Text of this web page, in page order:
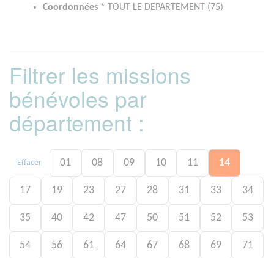
Coordonnées * TOUT LE DEPARTEMENT (75)
Filtrer les missions
bénévoles par
département :
Effacer 01 08 09 10 11 14
17 19 23 27 28 31 33 34
35 40 42 47 50 51 52 53
54 56 61 64 67 68 69 71